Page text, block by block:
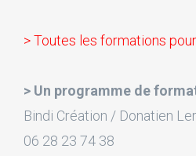
> Toutes les formations
> Un programme de
Bindi Création / Donatien
06 28 23 74 38